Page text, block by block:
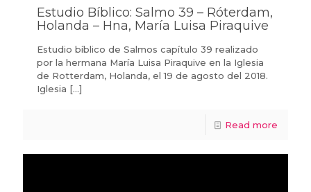
Estudio Bíblico: Salmo 39 – Róterdam,
Holanda – Hna, María Luisa Piraquive
Estudio bíblico de Salmos capítulo 39 realizado
por la hermana María Luisa Piraquive en la Iglesia
de Rotterdam, Holanda, el 19 de agosto del 2018.
Iglesia […]
Read more